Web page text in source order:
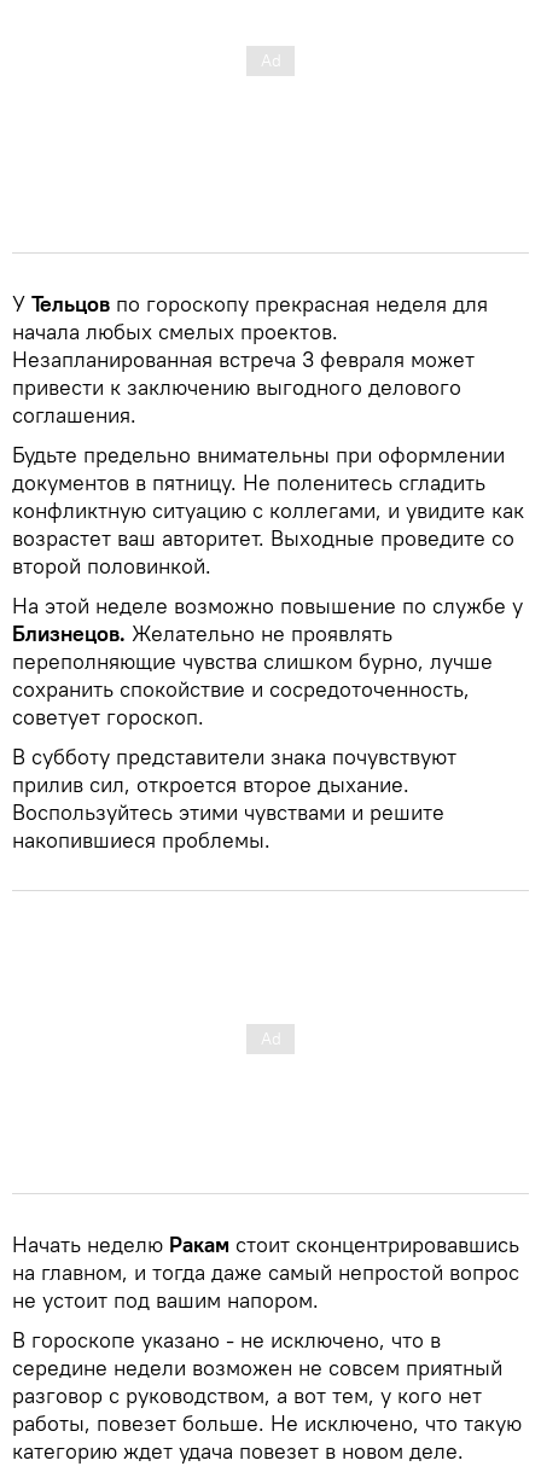
У Тельцов по гороскопу прекрасная неделя для
начала любых смелых проектов.
Незапланированная встреча 3 февраля может
привести к заключению выгодного делового
соглашения.
Будьте предельно внимательны при оформлении
документов в пятницу. Не поленитесь сгладить
конфликтную ситуацию с коллегами, и увидите как
возрастет ваш авторитет. Выходные проведите со
второй половинкой.
На этой неделе возможно повышение по службе у
Близнецов. Желательно не проявлять
переполняющие чувства слишком бурно, лучше
сохранить спокойствие и сосредоточенность,
советует гороскоп.
В субботу представители знака почувствуют
прилив сил, откроется второе дыхание.
Воспользуйтесь этими чувствами и решите
накопившиеся проблемы.
Начать неделю Ракам стоит сконцентрировавшись
на главном, и тогда даже самый непростой вопрос
не устоит под вашим напором.
В гороскопе указано - не исключено, что в
середине недели возможен не совсем приятный
разговор с руководством, а вот тем, у кого нет
работы, повезет больше. Не исключено, что такую
категорию ждет удача повезет в новом деле.